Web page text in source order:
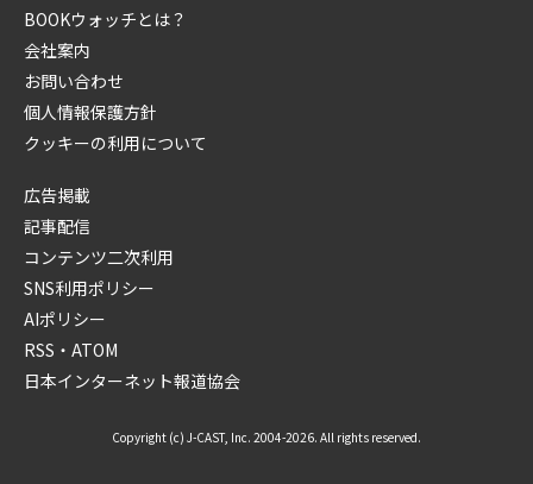
BOOKウォッチとは？
会社案内
お問い合わせ
個人情報保護方針
クッキーの利用について
広告掲載
記事配信
コンテンツ二次利用
SNS利用ポリシー
AIポリシー
RSS・ATOM
日本インターネット報道協会
Copyright (c) J-CAST, Inc. 2004-2026. All rights reserved.